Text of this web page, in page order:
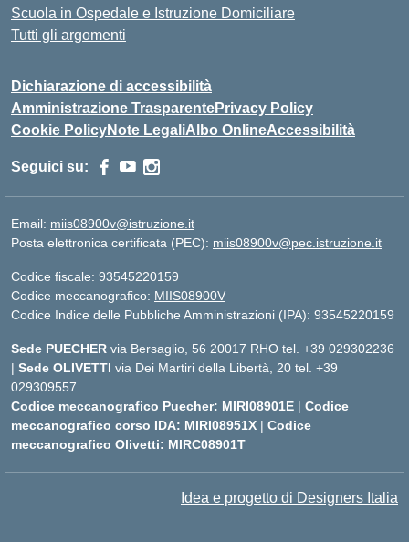
Scuola in Ospedale e Istruzione Domiciliare
Tutti gli argomenti
Dichiarazione di accessibilità
Amministrazione TrasparentePrivacy Policy
Cookie PolicyNote LegaliAlbo OnlineAccessibilità
Seguici su:
Email: miis08900v@istruzione.it
Posta elettronica certificata (PEC): miis08900v@pec.istruzione.it
Codice fiscale: 93545220159
Codice meccanografico: MIIS08900V
Codice Indice delle Pubbliche Amministrazioni (IPA): 93545220159
Sede PUECHER via Bersaglio, 56 20017 RHO tel. +39 029302236
| Sede OLIVETTI via Dei Martiri della Libertà, 20 tel. +39
029309557
Codice meccanografico Puecher: MIRI08901E | Codice
meccanografico corso IDA: MIRI08951X | Codice
meccanografico Olivetti: MIRC08901T
Idea e progetto di Designers Italia